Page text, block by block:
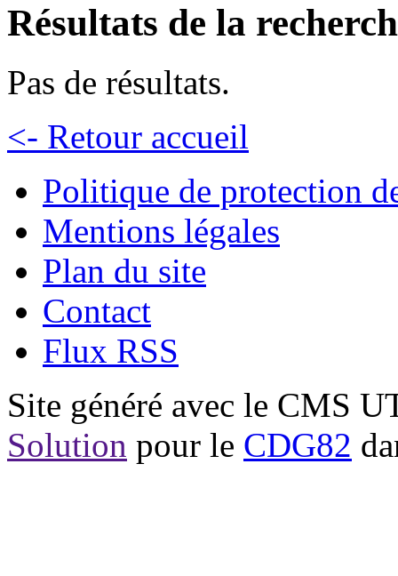
Résultats de la
Pas de résultats.
<- Retour accueil
Politique de protection
Mentions légales
Plan du site
Contact
Flux RSS
Site généré avec le CMS
Solution pour le CDG82